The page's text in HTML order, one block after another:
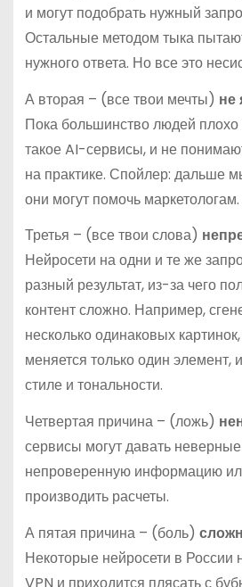
и могут подобрать нужный
Остальные методом тыка
нужного ответа. Но все это
А вторая – (все твои мечты) не
Пока большинство людей плохо
такое AI-сервисы, и не
на практике. Спойлер: дальше
они могут помочь маркетологам.
Третья – (все твои слова)
Нейросети на одни и те же
разный результат, из-за чего
контент сложно. Например,
несколько одинаковых
меняется только один элемент,
стиле и тональности.
Четвертая причина – (ложь)
сервисы могут давать
непроверенную информацию
производить расчеты.
А пятая причина – (боль)
Некоторые нейросети в России